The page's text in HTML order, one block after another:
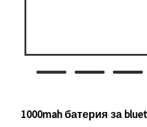
1000mah батерия за